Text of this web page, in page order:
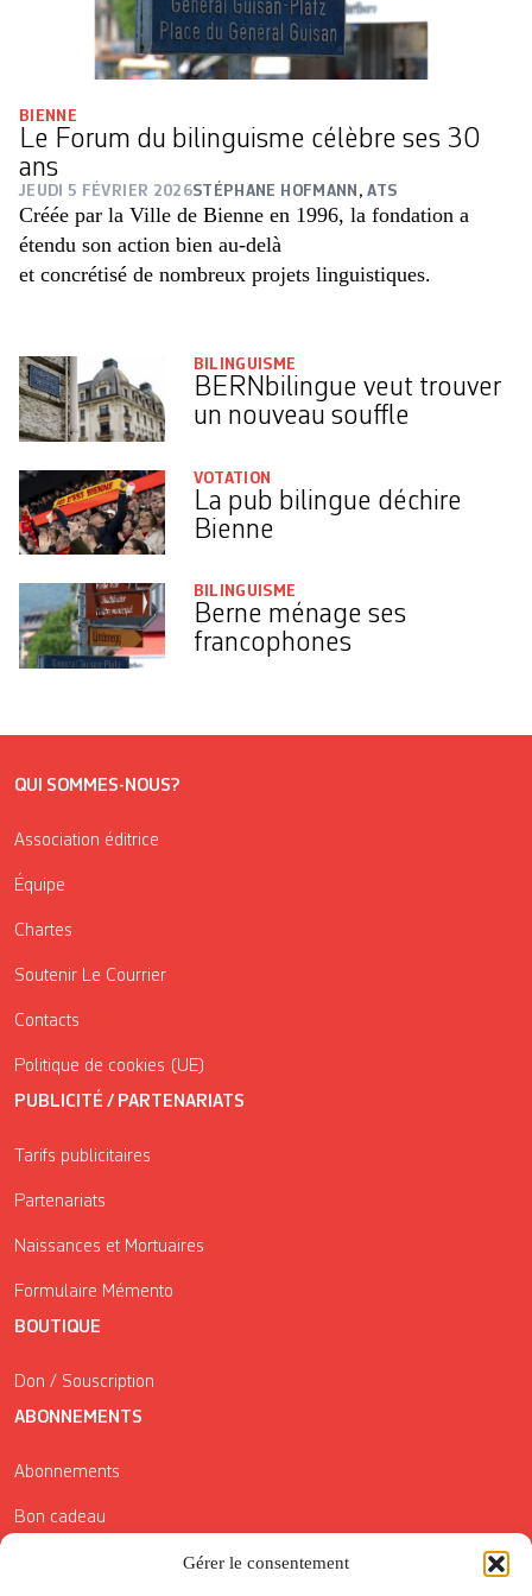
Gérer le consentement
BIENNE
Le Forum du bilinguisme célèbre ses 30
ans
JEUDI 5 FÉVRIER 2026STÉPHANE HOFMANN ,ATS
Créée par la Ville de Bienne en 1996, la fondation a
étendu son action bien au-delà
et concrétisé de nombreux projets linguistiques.
BILINGUISME
BERNbilingue veut trouver
un nouveau souffle
VOTATION
La pub bilingue déchire
Bienne
BILINGUISME
Berne ménage ses
francophones
QUI SOMMES-NOUS?
Association éditrice
Équipe
Chartes
Soutenir Le Courrier
Contacts
Politique de cookies (UE)
PUBLICITÉ / PARTENARIATS
Tarifs publicitaires
Partenariats
Naissances et Mortuaires
Formulaire Mémento
BOUTIQUE
Don / Souscription
ABONNEMENTS
Abonnements
Bon cadeau
Conditions générales de vente